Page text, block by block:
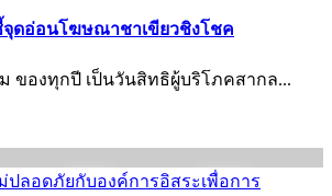
ดอ่อนโฆษณาชาเขียวชิงโชค
ของทุกปี เป็นวันสิทธิผู้บริโภคสากล...